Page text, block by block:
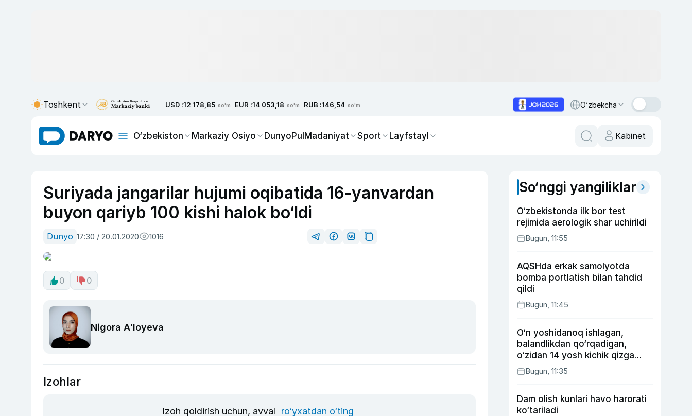
Toshkent USD :12 178,85 so'm EUR :14 053,18 so'm RUB :146,54 so'm O‘zbekcha
O‘zbekiston Markaziy Osiyo DunyoPulMadaniyat Sport Layfstayl Kabinet
Suriyada jangarilar hujumi oqibatida 16-yanvardan
buyon qariyb 100 kishi halok bo‘ldi
Dunyo 17:30 / 20.01.2020 1016
0 0
Nigora A'loyeva
Izohlar
Izoh qoldirish uchun, avval ro‘yxatdan o‘ting
So‘nggi yangiliklar
O‘zbekistonda ilk bor test
rejimida aerologik shar uchirildi
Bugun, 11:55
AQSHda erkak samolyotda
bomba portlatish bilan tahdid
qildi
Bugun, 11:45
O‘n yoshidanoq ishlagan,
balandlikdan qo‘rqadigan,
o‘zidan 14 yosh kichik qizga
uylangan Yorqinxo‘ja Umarov
34 yoshda
Bugun, 11:35
Dam olish kunlari havo harorati
ko‘tariladi